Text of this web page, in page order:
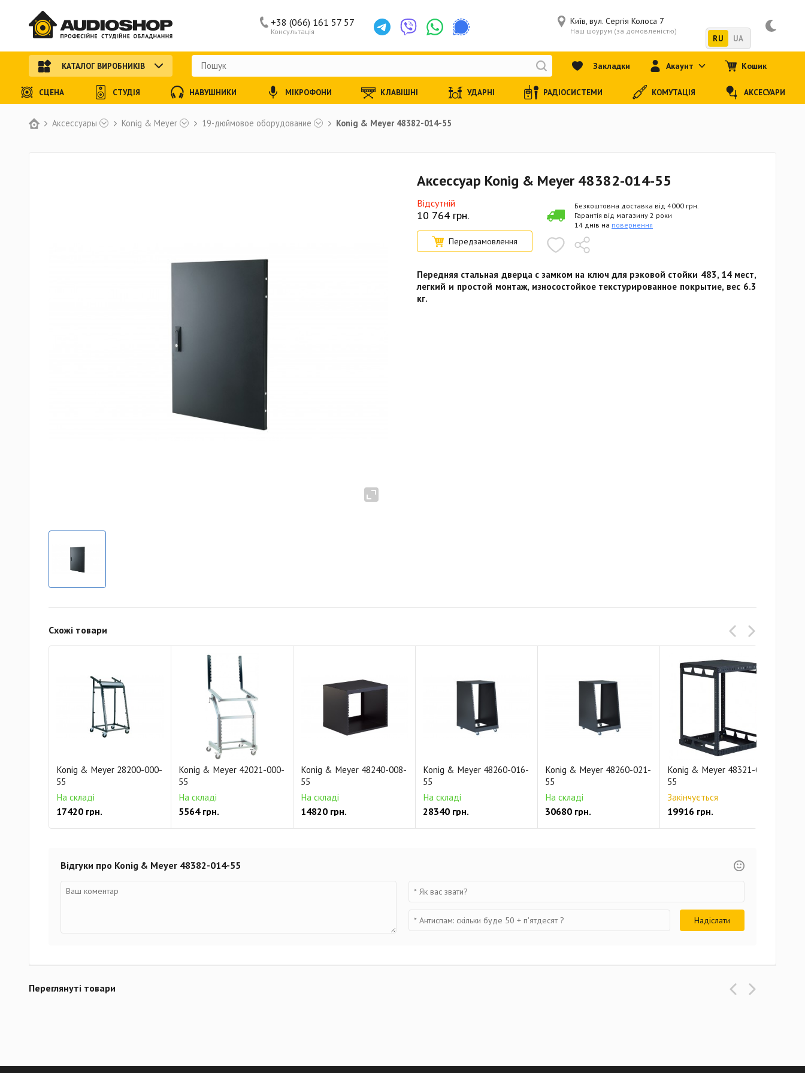
Аксессуары Konig & Meyer 19-дюймовое оборудование Konig & Meyer 48382-014-55
Аксессуар Konig & Meyer 48382-014-55
Відсутній
10 764 грн.
Передзамовлення
Безкоштовна доставка від 4000 грн.
Гарантія від магазину 2 роки
14 днів на повернення
Передняя стальная дверца с замком на ключ для рэковой стойки 483, 14 мест,
легкий и простой монтаж, износостойкое текстурированное покрытие, вес 6.3
кг.
Схожі товари
Konig & Meyer 28200-000-
55
На складі
17420 грн.
Konig & Meyer 42021-000-
55
На складі
5564 грн.
Konig & Meyer 48240-008-
55
На складі
14820 грн.
Konig & Meyer 48260-016-
55
На складі
28340 грн.
Konig & Meyer 48260-021-
55
На складі
30680 грн.
Konig & Meyer 48321-000-
55
Закінчується
19916 грн.
Відгуки про Konig & Meyer 48382-014-55
Переглянуті товари
Консультація
+38 (066) 161 57 57 Київ, вул. Сергія Колоса 7
Наш шоурум (за домовленістю)
RU UA
КАТАЛОГ ВИРОБНИКІВ Закладки Акаунт Кошик
СЦЕНА СТУДІЯ НАВУШНИКИ МІКРОФОНИ КЛАВІШНІ УДАРНІ РАДІОСИСТЕМИ КОМУТАЦІЯ АКСЕСУАРИ